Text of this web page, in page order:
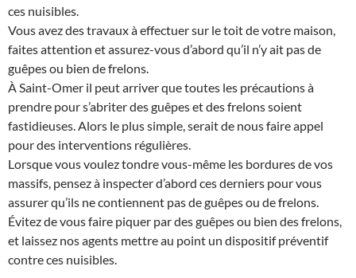
ces nuisibles.
Vous avez des travaux à effectuer sur le toit de votre maison,
faites attention et assurez-vous d’abord qu’il n’y ait pas de
guêpes ou bien de frelons.
À Saint-Omer il peut arriver que toutes les précautions à
prendre pour s’abriter des guêpes et des frelons soient
fastidieuses. Alors le plus simple, serait de nous faire appel
pour des interventions régulières.
Lorsque vous voulez tondre vous-même les bordures de vos
massifs, pensez à inspecter d’abord ces derniers pour vous
assurer qu’ils ne contiennent pas de guêpes ou de frelons.
Évitez de vous faire piquer par des guêpes ou bien des frelons,
et laissez nos agents mettre au point un dispositif préventif
contre ces nuisibles.